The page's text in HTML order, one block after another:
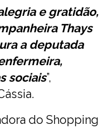
e gratidão,
Thays
a deputada
sociais”,
do Shopping